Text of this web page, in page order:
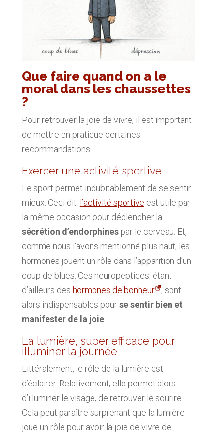
Que faire quand on a le
moral dans les chaussettes
?
Pour retrouver la joie de vivre, il est important
de mettre en pratique certaines
recommandations.
Exercer une activité sportive
Le sport permet indubitablement de se sentir
mieux. Ceci dit, l’activité sportive est utile par
la même occasion pour déclencher la
sécrétion d’endorphinespar le cerveau. Et,
comme nous l’avons mentionné plus haut, les
hormones jouent un rôle dans l’apparition d’un
coup de blues. Ces neuropeptides, étant
d’ailleurs des hormones de bonheur
, sont
alors indispensables pourse sentir bien et
manifester de la joie.
La lumière, super efficace pour
illuminer la journée
Littéralement, le rôle de la lumière est
d’éclairer. Relativement, elle permet alors
d’illuminer le visage, de retrouver le sourire.
Cela peut paraître surprenant que la lumière
joue un rôle pour avoir la joie de vivre de